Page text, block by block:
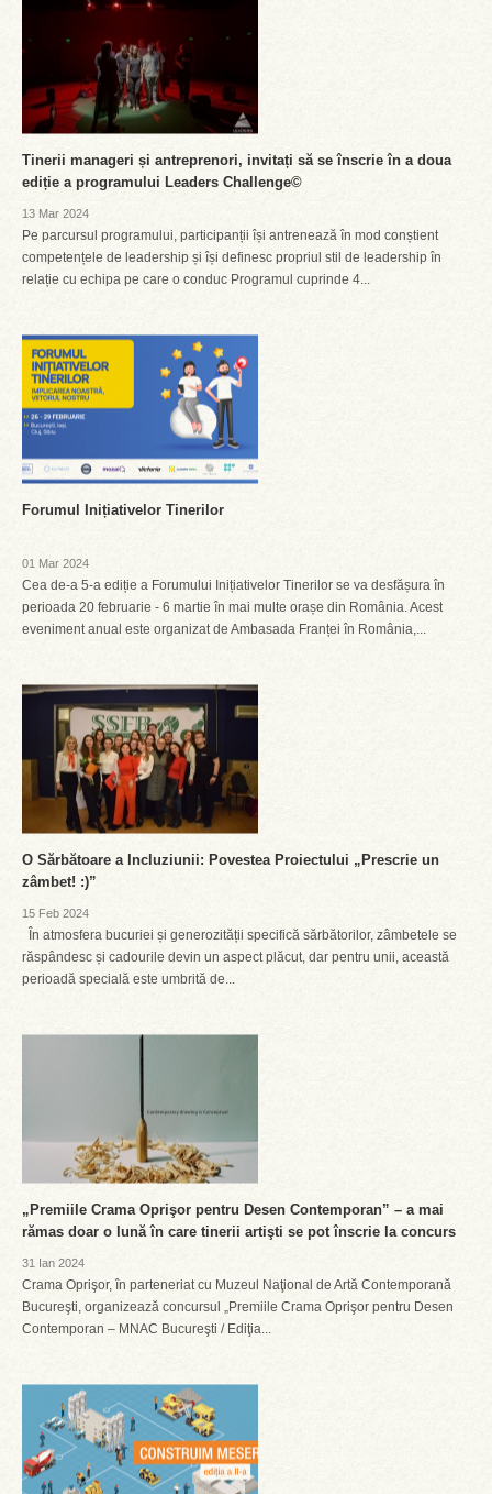
Tinerii manageri și antreprenori, invitați să se înscrie în a doua
ediție a programului Leaders Challenge©
13 Mar 2024
Pe parcursul programului, participanții își antrenează în mod conștient
competențele de leadership și își definesc propriul stil de leadership în
relație cu echipa pe care o conduc Programul cuprinde 4...
Forumul Inițiativelor Tinerilor
01 Mar 2024
Cea de-a 5-a ediție a Forumului Inițiativelor Tinerilor se va desfășura în
perioada 20 februarie - 6 martie în mai multe orașe din România. Acest
eveniment anual este organizat de Ambasada Franței în România,...
O Sărbătoare a Incluziunii: Povestea Proiectului „Prescrie un
zâmbet! :)”
15 Feb 2024
În atmosfera bucuriei și generozității specifică sărbătorilor, zâmbetele se
răspândesc și cadourile devin un aspect plăcut, dar pentru unii, această
perioadă specială este umbrită de...
„Premiile Crama Oprişor pentru Desen Contemporan” – a mai
rămas doar o lună în care tinerii artişti se pot înscrie la concurs
31 Ian 2024
Crama Oprişor, în parteneriat cu Muzeul Naţional de Artă Contemporană
Bucureşti, organizează concursul „Premiile Crama Oprişor pentru Desen
Contemporan – MNAC Bucureşti / Ediţia...